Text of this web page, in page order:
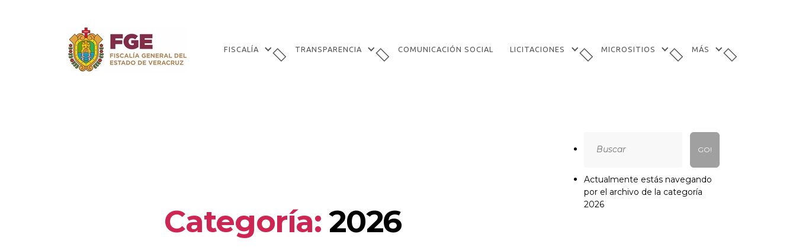
FISCALÍA TRANSPARENCIA COMUNICACIÓN SOCIAL LICITACIONES MICROSITIOS MÁS
Categoría: 2026
for:
Actualmente estás navegando
por el archivo de la categoría
2026